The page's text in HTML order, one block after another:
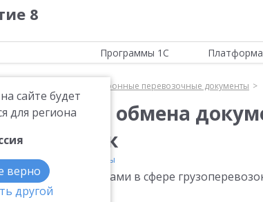
8
сайте будет
для региона
верно
другой
Программы 1С Платформа
Электронные перевозочные документы
система обмена
перевозочные документы
обмена документами в сфере
.